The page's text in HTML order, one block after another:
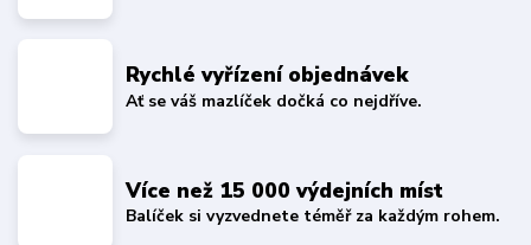
Rychlé vyřízení objednávek
Ať se váš mazlíček dočká co nejdříve.
Více než 15 000 výdejních míst
Balíček si vyzvednete téměř za každým rohem.